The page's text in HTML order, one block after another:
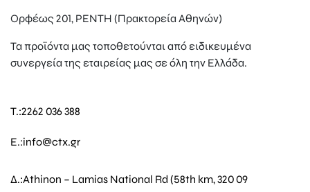
Ορφέως 201, ΡΕΝΤΗ (Πρακτορεία Αθηνών)
Τα προϊόντα μας τοποθετούνται από ειδικευμένα
συνεργεία της εταιρείας μας σε όλη την Ελλάδα.
T.:2262 036 388
E.:info@ctx.gr
Δ.:Athinon – Lamias National Rd (58th km, 320 09